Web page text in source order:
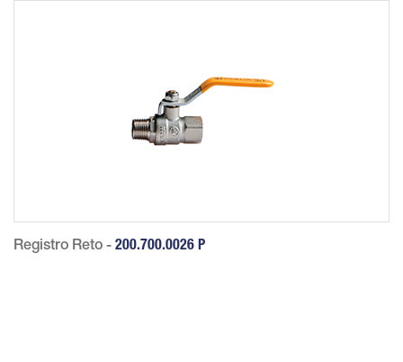
Registro Reto - 200.700.0026 P